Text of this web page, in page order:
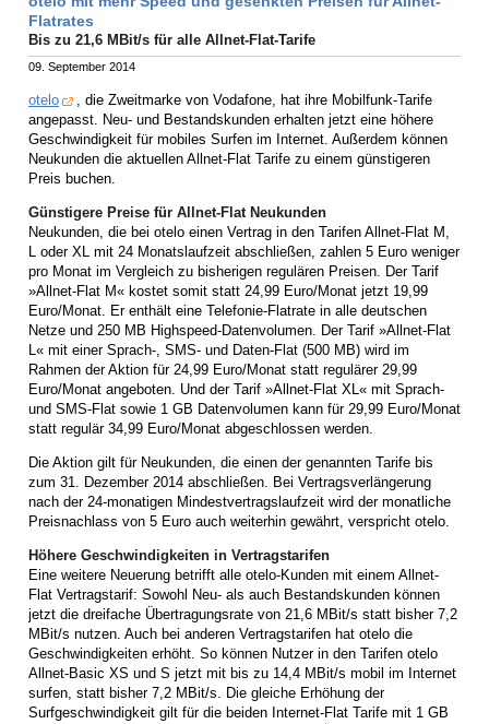
Flatrates
Bis zu 21,6 MBit/s für alle Allnet-Flat-Tarife
09. September 2014
otelo
, die Zweitmarke von Vodafone, hat ihre Mobilfunk-Tarife
angepasst. Neu- und Bestandskunden erhalten jetzt eine höhere
Geschwindigkeit für mobiles Surfen im Internet. Außerdem können
Neukunden die aktuellen Allnet-Flat Tarife zu einem günstigeren
Preis buchen.
Günstigere Preise für Allnet-Flat Neukunden
Neukunden, die bei otelo einen Vertrag in den Tarifen Allnet-Flat M,
L oder XL mit 24 Monatslaufzeit abschließen, zahlen 5 Euro weniger
pro Monat im Vergleich zu bisherigen regulären Preisen. Der Tarif
»Allnet-Flat M« kostet somit statt 24,99 Euro/Monat jetzt 19,99
Euro/Monat. Er enthält eine Telefonie-Flatrate in alle deutschen
Netze und 250 MB Highspeed-Datenvolumen. Der Tarif »Allnet-Flat
L« mit einer Sprach-, SMS- und Daten-Flat (500 MB) wird im
Rahmen der Aktion für 24,99 Euro/Monat statt regulärer 29,99
Euro/Monat angeboten. Und der Tarif »Allnet-Flat XL« mit Sprach-
und SMS-Flat sowie 1 GB Datenvolumen kann für 29,99 Euro/Monat
statt regulär 34,99 Euro/Monat abgeschlossen werden.
Die Aktion gilt für Neukunden, die einen der genannten Tarife bis
zum 31. Dezember 2014 abschließen. Bei Vertragsverlängerung
nach der 24-monatigen Mindestvertragslaufzeit wird der monatliche
Preisnachlass von 5 Euro auch weiterhin gewährt, verspricht otelo.
Höhere Geschwindigkeiten in Vertragstarifen
Eine weitere Neuerung betrifft alle otelo-Kunden mit einem Allnet-
Flat Vertragstarif: Sowohl Neu- als auch Bestandskunden können
jetzt die dreifache Übertragungsrate von 21,6 MBit/s statt bisher 7,2
MBit/s nutzen. Auch bei anderen Vertragstarifen hat otelo die
Geschwindigkeiten erhöht. So können Nutzer in den Tarifen otelo
Allnet-Basic XS und S jetzt mit bis zu 14,4 MBit/s mobil im Internet
surfen, statt bisher 7,2 MBit/s. Die gleiche Erhöhung der
Surfgeschwindigkeit gilt für die beiden Internet-Flat Tarife mit 1 GB